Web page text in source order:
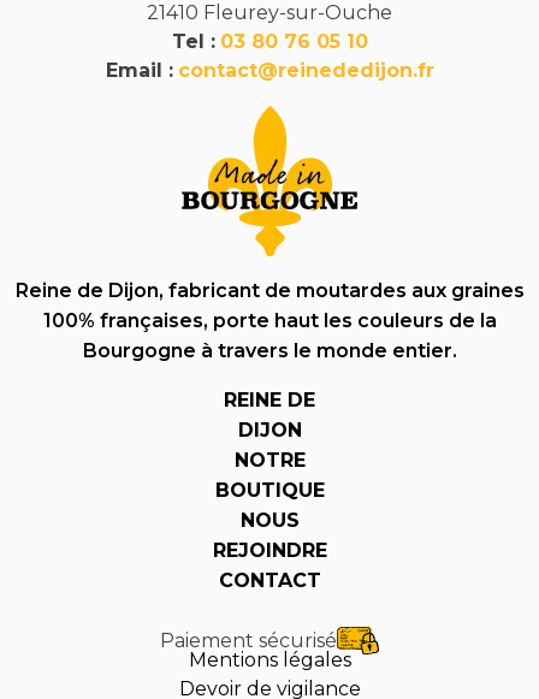
21410 Fleurey-sur-Ouche
Tel : 03 80 76 05 10
Email : contact@reinededijon.fr
Reine de Dijon, fabricant de moutardes aux graines
100% françaises, porte haut les couleurs de la
Bourgogne à travers le monde entier.
REINE DE
DIJON
NOTRE
BOUTIQUE
NOUS
REJOINDRE
CONTACT
Paiement sécurisé
Mentions légales
Devoir de vigilance